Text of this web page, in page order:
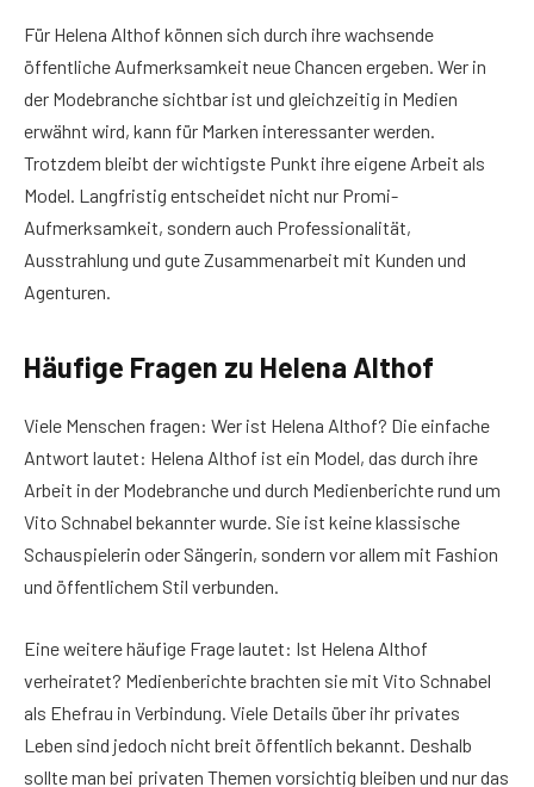
Für Helena Althof können sich durch ihre wachsende
öffentliche Aufmerksamkeit neue Chancen ergeben. Wer in
der Modebranche sichtbar ist und gleichzeitig in Medien
erwähnt wird, kann für Marken interessanter werden.
Trotzdem bleibt der wichtigste Punkt ihre eigene Arbeit als
Model. Langfristig entscheidet nicht nur Promi-
Aufmerksamkeit, sondern auch Professionalität,
Ausstrahlung und gute Zusammenarbeit mit Kunden und
Agenturen.
Häufige Fragen zu Helena Althof
Viele Menschen fragen: Wer ist Helena Althof? Die einfache
Antwort lautet: Helena Althof ist ein Model, das durch ihre
Arbeit in der Modebranche und durch Medienberichte rund um
Vito Schnabel bekannter wurde. Sie ist keine klassische
Schauspielerin oder Sängerin, sondern vor allem mit Fashion
und öffentlichem Stil verbunden.
Eine weitere häufige Frage lautet: Ist Helena Althof
verheiratet? Medienberichte brachten sie mit Vito Schnabel
als Ehefrau in Verbindung. Viele Details über ihr privates
Leben sind jedoch nicht breit öffentlich bekannt. Deshalb
sollte man bei privaten Themen vorsichtig bleiben und nur das